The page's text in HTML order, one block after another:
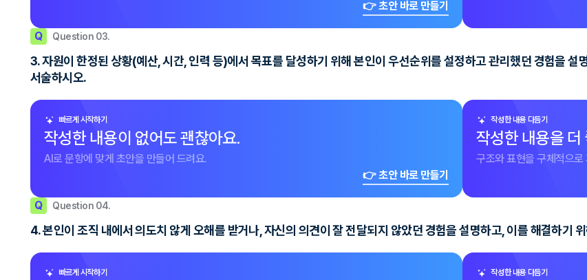
👉 초안 바로 만들기
Q Question 03.
3. 자원이 한정된 상황(예산, 시간, 인력 등)에서 목표를 달성하기 위해 본인이 우선순위를 설정하고 관리했던 경험을 설
서술하시오.
빠르게 시작하기
작성한 내용이 없어도 괜찮아요.
AI로 문항에 맞게 초안을 만들어 드려요.
👉 초안 바로 만들기
작성한 내용 다듬기
작성한 내용을 더
구조와 표현을 구체적으로
Q Question 04.
4. 본인이 조직 내에서 의도치 않게 오해를 받거나, 자신의 의견이 잘 전달되지 않았던 경험을 설명하고, 이를 해결하기
빠르게 시작하기 작성한 내용 다듬기